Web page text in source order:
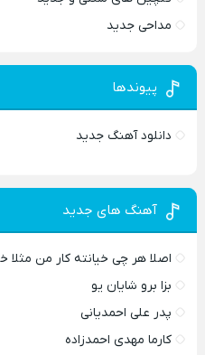
مداحی جدید
پیوندها
دانلود آهنگ جدید
آهنگ های جدید
اصلا هر چی خیانته کار من مثلا
بزا برو شایان یو
پدر علی احمدیانی
کارما مهدی احمدزاده